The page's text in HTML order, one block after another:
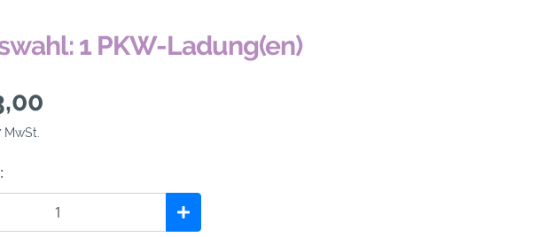
1 PKW-Ladung(en)
MwSt.